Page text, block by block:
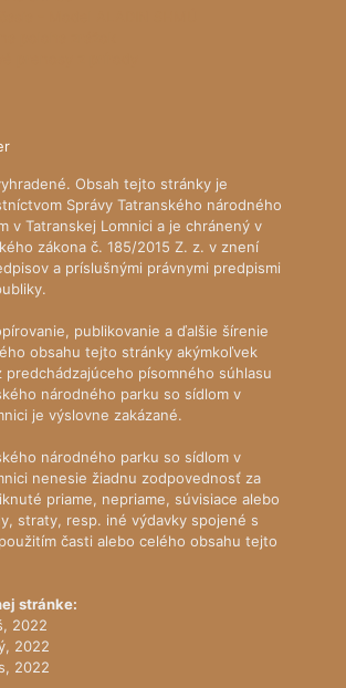
Obsah tejto stránky je
Správy Tatranského národného
v Tatranskej Lomnici a je chránený v
zákona č. 185/2015 Z. z. v znení
a príslušnými právnymi predpismi
publikovanie a ďalšie šírenie
obsahu tejto stránky akýmkoľvek
predchádzajúceho písomného súhlasu
národného parku so sídlom v
je výslovne zakázané.
národného parku so sídlom v
nenesie žiadnu zodpovednosť za
priame, nepriame, súvisiace alebo
straty, resp. iné výdavky spojené s
časti alebo celého obsahu tejto
stránke:
2022
2022
2022